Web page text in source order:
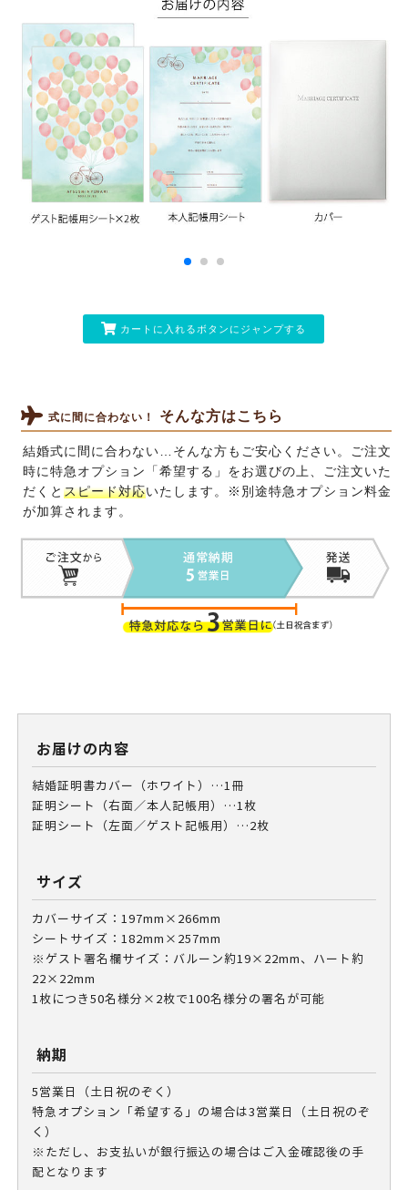
カートに入れるボタンにジャンプする
式に間に合わない！ そんな方はこちら
結婚式に間に合わない…そんな方もご安心ください。ご注文
時に特急オプション「希望する」をお選びの上、ご注文いた
だくと スピード対応いたします。※別途特急オプション料金
が加算されます。
お届けの内容
結婚証明書カバー（ホワイト）…1冊
証明シート（右面／本人記帳用）…1枚
証明シート（左面／ゲスト記帳用）…2枚
サイズ
カバーサイズ：197mm×266mm
シートサイズ：182mm×257mm
※ゲスト署名欄サイズ：バルーン約19×22mm、ハート約
22×22mm
1枚につき50名様分×2枚で100名様分の署名が可能
納期
5営業日（土日祝のぞく）
特急オプション「希望する」の場合は3営業日（土日祝のぞ
く）
※ただし、お支払いが銀行振込の場合はご入金確認後の手
配となります